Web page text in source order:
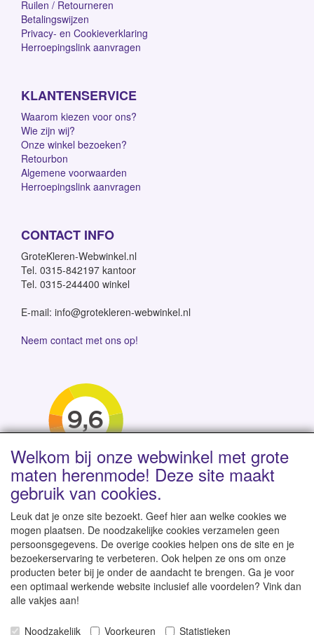
Ruilen / Retourneren
Betalingswijzen
Privacy- en Cookieverklaring
Herroepingslink aanvragen
KLANTENSERVICE
Waarom kiezen voor ons?
Wie zijn wij?
Onze winkel bezoeken?
Retourbon
Algemene voorwaarden
Herroepingslink aanvragen
CONTACT INFO
GroteKleren-Webwinkel.nl
Tel. 0315-842197 kantoor
Tel. 0315-244400 winkel
E-mail: info@grotekleren-webwinkel.nl
Neem contact met ons op!
Levertijd 1-2 werkdagen | Vanaf € 95 gratis verzending
binnen NL | Direct leverbaar uit eigen voorraad
Welkom bij onze webwinkel met grote
maten herenmode! Deze site maakt
gebruik van cookies.
Leuk dat je onze site bezoekt. Geef hier aan welke cookies we
mogen plaatsen. De noodzakelijke cookies verzamelen geen
persoonsgegevens. De overige cookies helpen ons de site en je
bezoekerservaring te verbeteren. Ook helpen ze ons om onze
producten beter bij je onder de aandacht te brengen. Ga je voor
een optimaal werkende website inclusief alle voordelen? Vink dan
alle vakjes aan!
Noodzakelijk Voorkeuren Statistieken